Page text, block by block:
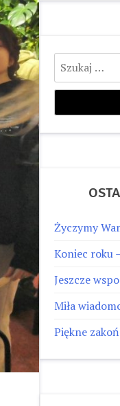
Szukaj:
Życzymy
Koniec roku
Jeszcze
Miła
Piękne